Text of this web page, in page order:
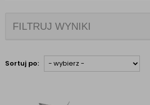
FILTRUJ WYNIKI
Sortuj po: